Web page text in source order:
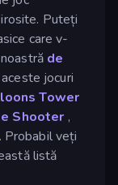
Puteți
care v-
de
jocuri
Tower
Shooter ,
. Probabil veți
listă